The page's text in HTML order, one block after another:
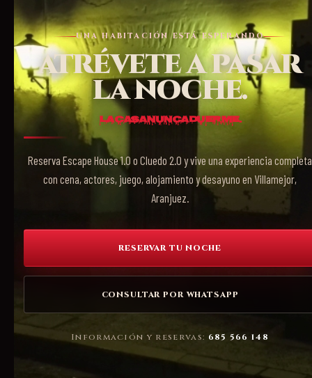
UNA HABITACIÓN ESTÁ ESPERANDO
ATRÉVETE A PASAR
LA NOCHE.
La casa nunca duerme.
Reserva Escape House 1.0 o Cluedo 2.0 y vive una experiencia completa
con cena, actores, juego, alojamiento y desayuno en Villamejor,
Aranjuez.
RESERVAR TU NOCHE
CONSULTAR POR WHATSAPP
Información y reservas: 685 566 148